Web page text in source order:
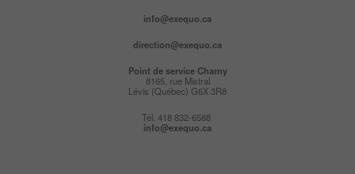
info@exequo.ca
direction@exequo.ca
Point de service Charny
8165, rue Mistral
Lévis (Québec) G6X 3R8
Tél. 418 832-6588
info@exequo.ca